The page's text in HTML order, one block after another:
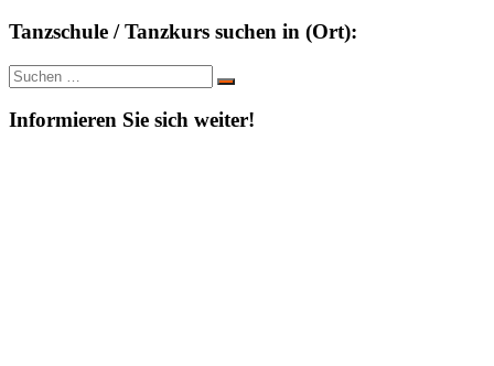
Tanzschule / Tanzkurs suchen in (Ort):
Suche
nach:
Suchen
Informieren Sie sich weiter!